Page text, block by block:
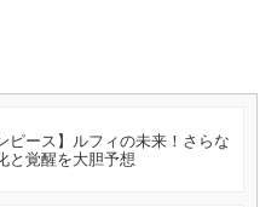
ピース】ルフィの未来！さらな
と覚醒を大胆予想